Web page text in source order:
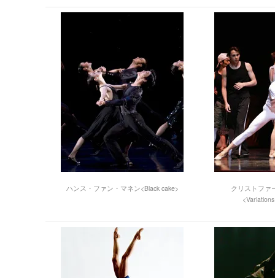
ハンス・ファン・マネン<Black cake>
クリストファ